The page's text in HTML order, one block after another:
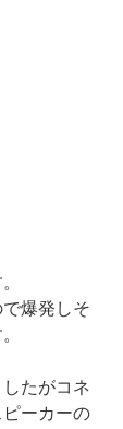
爆発しそ
たがコネ
ーカーの